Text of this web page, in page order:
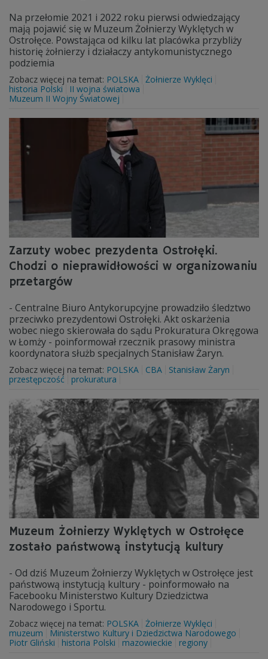
Na przełomie 2021 i 2022 roku pierwsi odwiedzający
mają pojawić się w Muzeum Żołnierzy Wyklętych w
Ostrołęce. Powstająca od kilku lat placówka przybliży
historię żołnierzy i działaczy antykomunistycznego
podziemia
Zobacz więcej na temat: POLSKA Żołnierze Wyklęci
historia Polski
II wojna światowa
Muzeum II Wojny Światowej
Zarzuty wobec prezydenta Ostrołęki.
Chodzi o nieprawidłowości w organizowaniu
przetargów
- Centralne Biuro Antykorupcyjne prowadziło śledztwo
przeciwko prezydentowi Ostrołęki. Akt oskarżenia
wobec niego skierowała do sądu Prokuratura Okręgowa
w Łomży - poinformował rzecznik prasowy ministra
koordynatora służb specjalnych Stanisław Żaryn.
Zobacz więcej na temat: POLSKA CBA
Stanisław Żaryn
przestępczość
prokuratura
Muzeum Żołnierzy Wyklętych w Ostrołęce
zostało państwową instytucją kultury
- Od dziś Muzeum Żołnierzy Wyklętych w Ostrołęce jest
państwową instytucją kultury - poinformowało na
Facebooku Ministerstwo Kultury Dziedzictwa
Narodowego i Sportu.
Zobacz więcej na temat: POLSKA Żołnierze Wyklęci
muzeum
Ministerstwo Kultury i Dziedzictwa Narodowego
Piotr Gliński
historia Polski mazowieckie regiony